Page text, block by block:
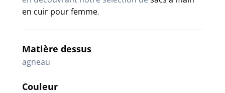
en cuir pour femme.
Matière dessus
agneau
Couleur